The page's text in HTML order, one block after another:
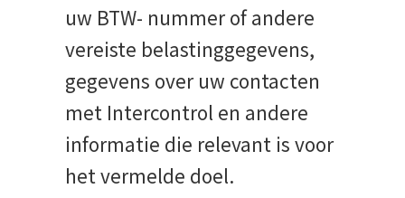
uw BTW- nummer of andere
vereiste belastinggegevens,
gegevens over uw contacten
met Intercontrol en andere
informatie die relevant is voor
het vermelde doel.